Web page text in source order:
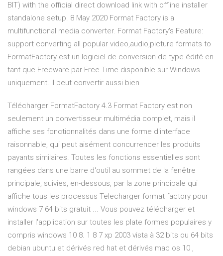
BIT) with the official direct download link with offline installer
standalone setup. 8 May 2020 Format Factory is a
multifunctional media converter. Format Factory's Feature:
support converting all popular video,audio,picture formats to
FormatFactory est un logiciel de conversion de type édité en
tant que Freeware par Free Time disponible sur Windows
uniquement. Il peut convertir aussi bien
Télécharger FormatFactory 4.3 Format Factory est non
seulement un convertisseur multimédia complet, mais il
affiche ses fonctionnalités dans une forme d'interface
raisonnable, qui peut aisément concurrencer les produits
payants similaires. Toutes les fonctions essentielles sont
rangées dans une barre d'outil au sommet de la fenêtre
principale, suivies, en-dessous, par la zone principale qui
affiche tous les processus Telecharger format factory pour
windows 7 64 bits gratuit ... Vous pouvez télécharger et
installer l'application sur toutes les plate formes populaires y
compris windows 10 8. 1 8 7 xp 2003 vista à 32 bits ou 64 bits
debian ubuntu et dérivés red hat et dérivés mac os 10 ,